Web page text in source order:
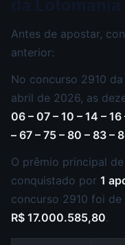
Antes de apostar,
anterior:
No concurso 2910
abril de 2026, as
06 – 07 – 10 – 14 –
– 67 – 75 – 80 – 83 –
O prêmio principal de
conquistado por 1
concurso 2910 foi
R$ 17.000.585,80.